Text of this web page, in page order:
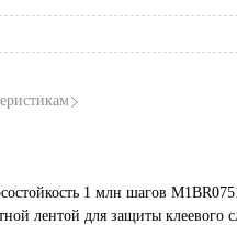
1 млн шагов
лентой для защиты клеевого